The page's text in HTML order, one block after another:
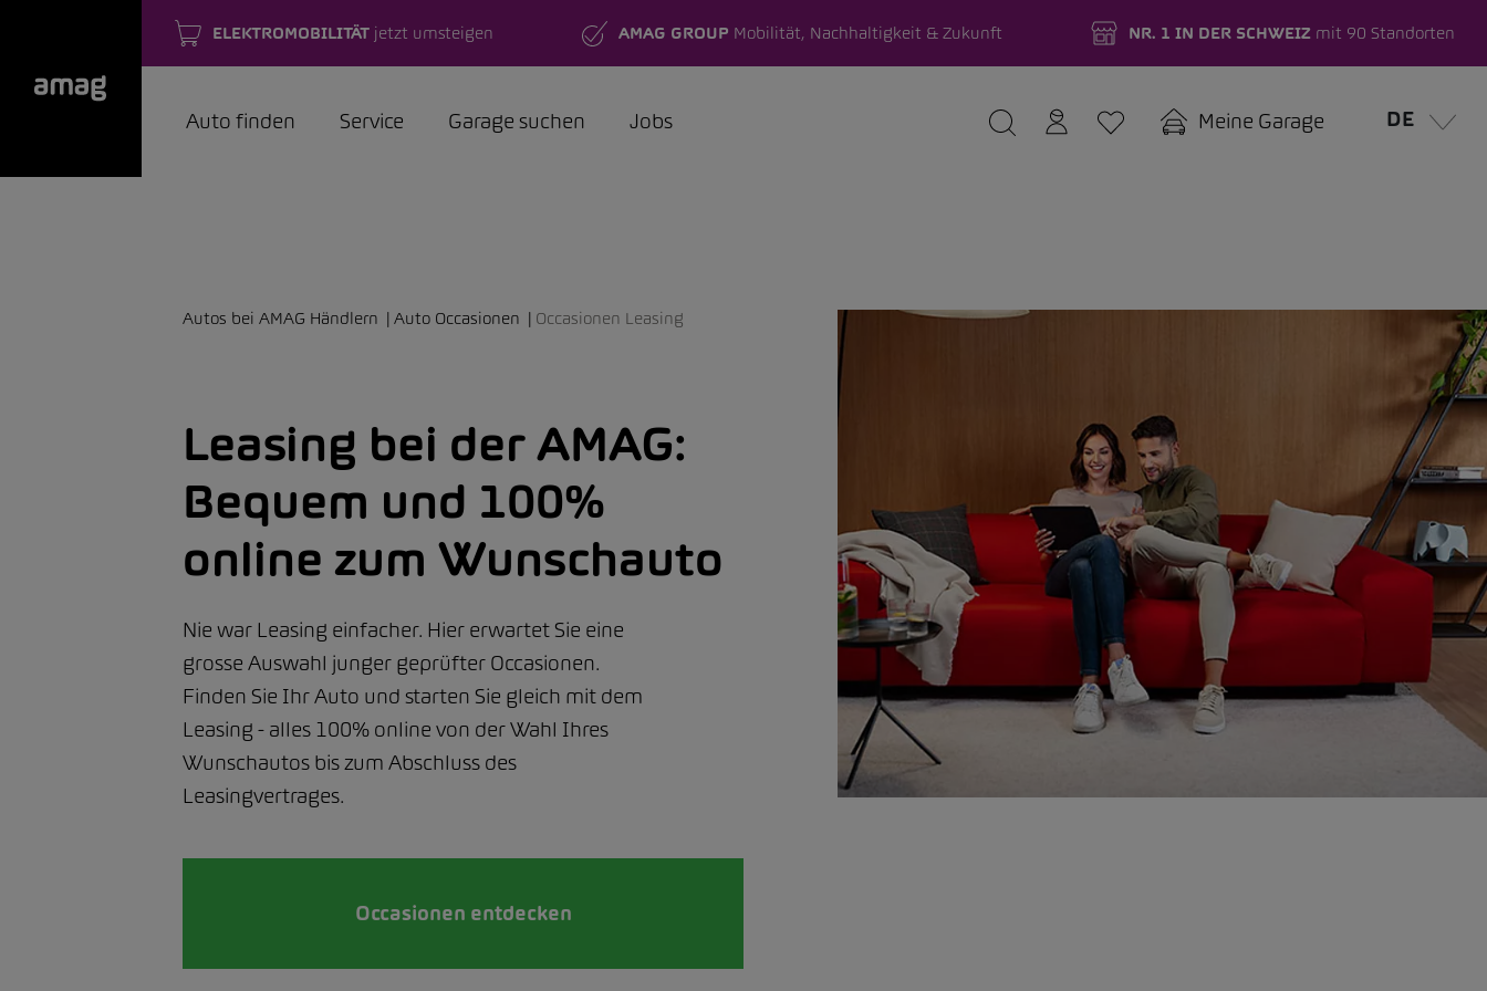
ELEKTROMOBILITÄTjetzt umsteigen AMAG GROUP Mobilität, Nachhaltigkeit & Zukunft NR. 1 IN DER SCHWEIZmit 90 Standorten
Auto finden Service Garage suchen Jobs Meine Garage DE
Autos bei AMAG Händlern Auto Occasionen Occasionen Leasing
Leasing bei der AMAG:
Bequem und 100%
online zum Wunschauto
Nie war Leasing einfacher. Hier erwartet Sie eine
grosse Auswahl junger geprüfter Occasionen.
Finden Sie Ihr Auto und starten Sie gleich mit dem
Leasing - alles 100% online von der Wahl Ihres
Wunschautos bis zum Abschluss des
Leasingvertrages.
Occasionen entdecken